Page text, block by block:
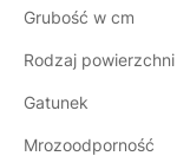
Grubość w cm
Rodzaj powierzchni
Gatunek
Mrozoodporność